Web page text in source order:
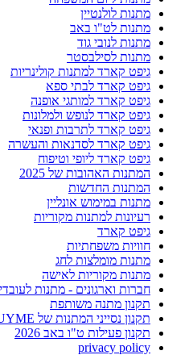
מתנות לולנטיין
מתנות לט"ו באב
מתנות לנובי גוד
מתנות לסילבסטר
גיפט קארד למתנות קולינריות
גיפט קארד לבתי ספא
גיפט קארד למותגי אופנה
גיפט קארד לנופש ולמלונות
גיפט קארד לתרבות ופנאי
גיפט קארד לסדנאות והעשרה
גיפט קארד ליופי וטיפוח
המתנות האהובות של 2025
המתנות החדשות
מתנות במימוש אונליין
רעיונות למתנות מקוריות
גיפט קארד
חוויות משפחתיות
מתנות מומלצות לחג
מתנות מקוריות לאישה
חברות וארגונים - מתנות
תקנון מתנה משותפת
תקנון נסייני המתנות של BUYME
תקנון פעילות ט"ו באב 2026
privacy policy